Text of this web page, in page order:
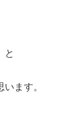
と
ます。